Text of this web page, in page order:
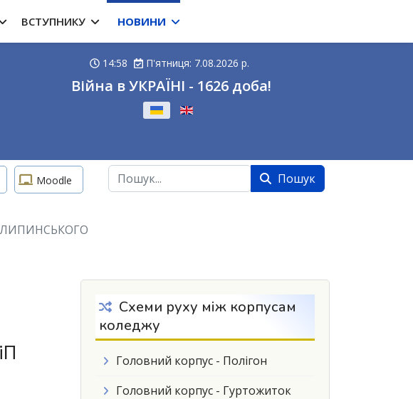
ВСТУПНИКУ НОВИНИ
14:58 П'ятниця: 7.08.2026 р.
Війна в УКРАЇНІ - 1626 доба!
Moodle Пошук Пошук
ЛИПИНСЬКОГО
Схеми руху між корпусам
коледжу
Головний корпус - Полігон
Головний корпус - Гуртожиток